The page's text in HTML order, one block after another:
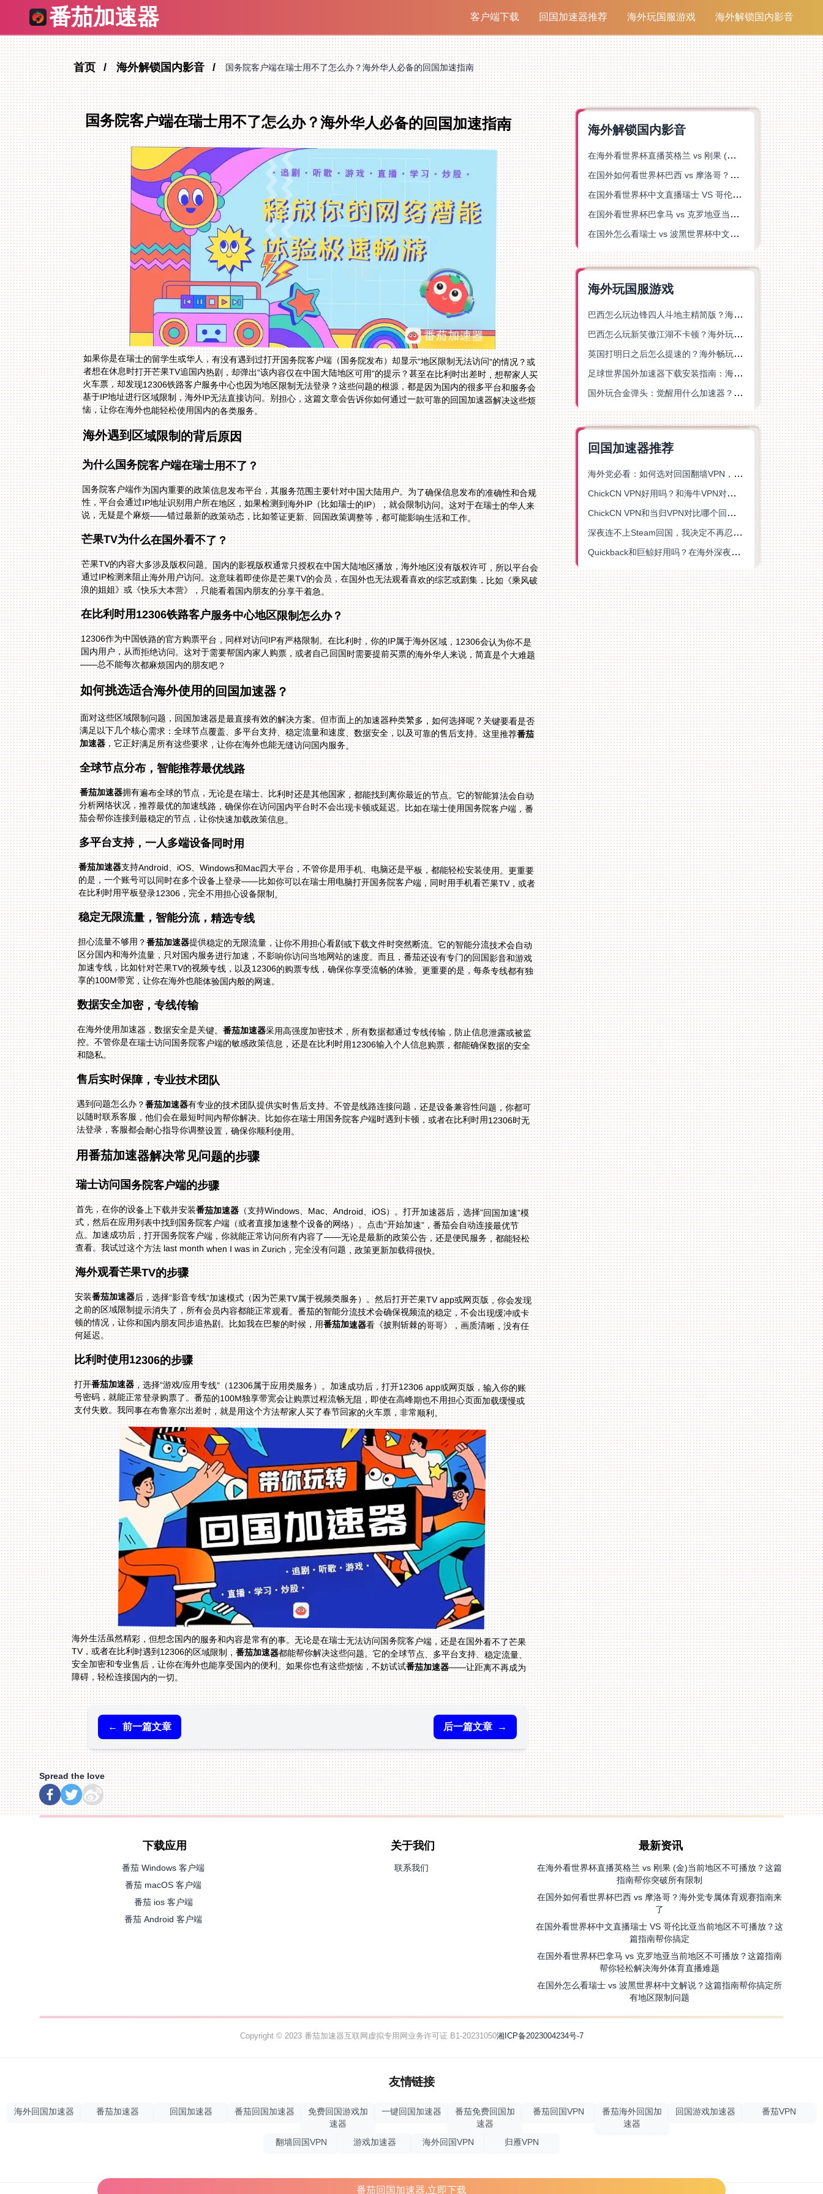
番茄加速器 客户端下载 回国加速器推荐 海外玩国服游戏 海外解锁国内影音
首页 海外解锁国内影音 国务院客户端在瑞士用不了怎么办？海外华人必备的回国加速指南
国务院客户端在瑞士用不了怎么办？海外华人必备的回国加速指南
如果你是在瑞士的留学生或华人，有没有遇到过打开国务院客户端（国务院发布）却显示“地区限制无法访问”的情况？或
者想在休息时打开芒果TV追国内热剧，却弹出“该内容仅在中国大陆地区可用”的提示？甚至在比利时出差时，想帮家人买
火车票，却发现12306铁路客户服务中心也因为地区限制无法登录？这些问题的根源，都是因为国内的很多平台和服务会
基于IP地址进行区域限制，海外IP无法直接访问。别担心，这篇文章会告诉你如何通过一款可靠的回国加速器解决这些烦
恼，让你在海外也能轻松使用国内的各类服务。
海外遇到区域限制的背后原因
为什么国务院客户端在瑞士用不了？
国务院客户端作为国内重要的政策信息发布平台，其服务范围主要针对中国大陆用户。为了确保信息发布的准确性和合规
性，平台会通过IP地址识别用户所在地区，如果检测到海外IP（比如瑞士的IP），就会限制访问。这对于在瑞士的华人来
说，无疑是个麻烦——错过最新的政策动态，比如签证更新、回国政策调整等，都可能影响生活和工作。
芒果TV为什么在国外看不了？
芒果TV的内容大多涉及版权问题。国内的影视版权通常只授权在中国大陆地区播放，海外地区没有版权许可，所以平台会
通过IP检测来阻止海外用户访问。这意味着即使你是芒果TV的会员，在国外也无法观看喜欢的综艺或剧集，比如《乘风破
浪的姐姐》或《快乐大本营》，只能看着国内朋友的分享干着急。
在比利时用12306铁路客户服务中心地区限制怎么办？
12306作为中国铁路的官方购票平台，同样对访问IP有严格限制。在比利时，你的IP属于海外区域，12306会认为你不是
国内用户，从而拒绝访问。这对于需要帮国内家人购票，或者自己回国时需要提前买票的海外华人来说，简直是个大难题
——总不能每次都麻烦国内的朋友吧？
如何挑选适合海外使用的回国加速器？
面对这些区域限制问题，回国加速器是最直接有效的解决方案。但市面上的加速器种类繁多，如何选择呢？关键要看是否
满足以下几个核心需求：全球节点覆盖、多平台支持、稳定流量和速度、数据安全，以及可靠的售后支持。这里推荐番茄
加速器，它正好满足所有这些要求，让你在海外也能无缝访问国内服务。
全球节点分布，智能推荐最优线路
番茄加速器拥有遍布全球的节点，无论是在瑞士、比利时还是其他国家，都能找到离你最近的节点。它的智能算法会自动
分析网络状况，推荐最优的加速线路，确保你在访问国内平台时不会出现卡顿或延迟。比如在瑞士使用国务院客户端，番
茄会帮你连接到最稳定的节点，让你快速加载政策信息。
多平台支持，一人多端设备同时用
番茄加速器支持Android、iOS、Windows和Mac四大平台，不管你是用手机、电脑还是平板，都能轻松安装使用。更重要
的是，一个账号可以同时在多个设备上登录——比如你可以在瑞士用电脑打开国务院客户端，同时用手机看芒果TV，或者
在比利时用平板登录12306，完全不用担心设备限制。
稳定无限流量，智能分流，精选专线
担心流量不够用？番茄加速器提供稳定的无限流量，让你不用担心看剧或下载文件时突然断流。它的智能分流技术会自动
区分国内和海外流量，只对国内服务进行加速，不影响你访问当地网站的速度。而且，番茄还设有专门的回国影音和游戏
加速专线，比如针对芒果TV的视频专线，以及12306的购票专线，确保你享受流畅的体验。更重要的是，每条专线都有独
享的100M带宽，让你在海外也能体验国内般的网速。
数据安全加密，专线传输
在海外使用加速器，数据安全是关键。番茄加速器采用高强度加密技术，所有数据都通过专线传输，防止信息泄露或被监
控。不管你是在瑞士访问国务院客户端的敏感政策信息，还是在比利时用12306输入个人信息购票，都能确保数据的安全
和隐私。
售后实时保障，专业技术团队
遇到问题怎么办？番茄加速器有专业的技术团队提供实时售后支持。不管是线路连接问题，还是设备兼容性问题，你都可
以随时联系客服，他们会在最短时间内帮你解决。比如你在瑞士用国务院客户端时遇到卡顿，或者在比利时用12306时无
法登录，客服都会耐心指导你调整设置，确保你顺利使用。
用番茄加速器解决常见问题的步骤
瑞士访问国务院客户端的步骤
首先，在你的设备上下载并安装番茄加速器（支持Windows、Mac、Android、iOS）。打开加速器后，选择“回国加速”模
式，然后在应用列表中找到国务院客户端（或者直接加速整个设备的网络）。点击“开始加速”，番茄会自动连接最优节
点。加速成功后，打开国务院客户端，你就能正常访问所有内容了——无论是最新的政策公告，还是便民服务，都能轻松
查看。我试过这个方法 last month when I was in Zurich，完全没有问题，政策更新加载得很快。
海外观看芒果TV的步骤
安装番茄加速器后，选择“影音专线”加速模式（因为芒果TV属于视频类服务）。然后打开芒果TV app或网页版，你会发现
之前的区域限制提示消失了，所有会员内容都能正常观看。番茄的智能分流技术会确保视频流的稳定，不会出现缓冲或卡
顿的情况，让你和国内朋友同步追热剧。比如我在巴黎的时候，用番茄加速器看《披荆斩棘的哥哥》，画质清晰，没有任
何延迟。
比利时使用12306的步骤
打开番茄加速器，选择“游戏/应用专线”（12306属于应用类服务）。加速成功后，打开12306 app或网页版，输入你的账
号密码，就能正常登录购票了。番茄的100M独享带宽会让购票过程流畅无阻，即使在高峰期也不用担心页面加载缓慢或
支付失败。我同事在布鲁塞尔出差时，就是用这个方法帮家人买了春节回家的火车票，非常顺利。
海外生活虽然精彩，但想念国内的服务和内容是常有的事。无论是在瑞士无法访问国务院客户端，还是在国外看不了芒果
TV，或者在比利时遇到12306的区域限制，番茄加速器都能帮你解决这些问题。它的全球节点、多平台支持、稳定流量、
安全加密和专业售后，让你在海外也能享受国内的便利。如果你也有这些烦恼，不妨试试番茄加速器——让距离不再成为
障碍，轻松连接国内的一切。
← 前一篇文章 后一篇文章 →
海外解锁国内影音
在海外看世界杯直播英格兰 vs 刚果 (金)当前地区不可播放？这篇指南帮你突破所有限制
在国外如何看世界杯巴西 vs 摩洛哥？海外党专属体育观赛指南来了
在国外看世界杯中文直播瑞士 VS 哥伦比亚当前地区不可播放？这篇指南帮你搞定
在国外看世界杯巴拿马 vs 克罗地亚当前地区不可播放？这篇指南帮你轻松解决海外体育直播难题
在国外怎么看瑞士 vs 波黑世界杯中文解说？这篇指南帮你搞定所有地区限制问题
海外玩国服游戏
巴西怎么玩边锋四人斗地主精简版？海外游戏党的加速器终极选择
巴西怎么玩新笑傲江湖不卡顿？海外玩家国服游戏加速终极指南（附猫和老鼠一梦江湖实测）
英国打明日之后怎么提速的？海外畅玩国服游戏终极指南
足球世界国外加速器下载安装指南：海外党畅玩国服游戏的终极解决方案
国外玩合金弹头：觉醒用什么加速器？一份写给海外游子的畅玩指南
回国加速器推荐
海外党必看：如何选对回国翻墙VPN，无缝解锁国内资源？
ChickCN VPN好用吗？和海牛VPN对比哪个回国效果更好？
ChickCN VPN和当归VPN对比哪个回国效果更好？海外党亲测后选了它
深夜连不上Steam回国，我决定不再忍受这数字鸿沟
Quickback和巨鲸好用吗？在海外深夜想刷B站、追爱奇艺的你，或许正需要这份答案
Spread the love
下载应用
番茄 Windows 客户端
番茄 macOS 客户端
番茄 ios 客户端
番茄 Android 客户端
关于我们
联系我们
最新资讯
在海外看世界杯直播英格兰 vs 刚果 (金)当前地区不可播放？这篇
指南帮你突破所有限制
在国外如何看世界杯巴西 vs 摩洛哥？海外党专属体育观赛指南来
了
在国外看世界杯中文直播瑞士 VS 哥伦比亚当前地区不可播放？这
篇指南帮你搞定
在国外看世界杯巴拿马 vs 克罗地亚当前地区不可播放？这篇指南
帮你轻松解决海外体育直播难题
在国外怎么看瑞士 vs 波黑世界杯中文解说？这篇指南帮你搞定所
有地区限制问题
Copyright © 2023 番茄加速器互联网虚拟专用网业务许可证 B1-20231050湘ICP备2023004234号-7
友情链接
海外回国加速器 番茄加速器 回国加速器 番茄回国加速器
免费回国游戏加
速器
一键回国加速器
番茄免费回国加
速器
番茄回国VPN
番茄海外回国加
速器
回国游戏加速器 番茄VPN
翻墙回国VPN 游戏加速器 海外回国VPN 归雁VPN
番茄回国加速器,立即下载